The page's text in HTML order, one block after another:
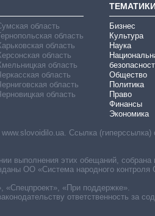
область
область
область
область
область
область
область
область
Бизнес
Культура
Наука
Общество
Политика
Право
Финансы
Экономика
Ссылка (гиперссылка)
выполнения этих обещаний, собрана
ОО «Система народного контроля
«При поддержке».
ответственность за